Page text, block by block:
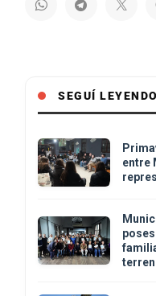
SEGUÍ
entre